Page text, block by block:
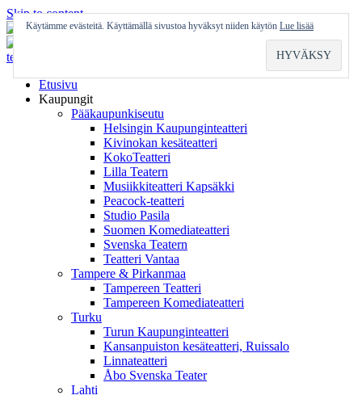
Skip to content
Etusivu
Kaupungit
Pääkaupunkiseutu
Helsingin Kaupunginteatteri
Kivinokan kesäteatteri
KokoTeatteri
Lilla Teatern
Musiikkiteatteri Kapsäkki
Peacock-teatteri
Studio Pasila
Suomen Komediateatteri
Svenska Teatern
Teatteri Vantaa
Tampere & Pirkanmaa
Tampereen Teatteri
Tampereen Komediateatteri
Turku
Turun Kaupunginteatteri
Kansanpuiston kesäteatteri, Ruissalo
Linnateatteri
Åbo Svenska Teater
Lahti
Käytämme evästeitä. Käyttämällä sivustoa hyväksyt niiden käytön Lue lisää